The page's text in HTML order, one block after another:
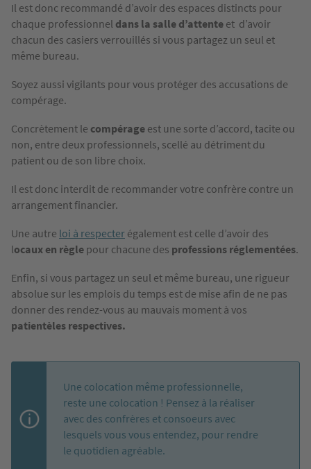
Il est donc recommandé d’avoir des espaces distincts pour
chaque professionnel dans la salle d’attente et d’avoir
chacun des casiers verrouillés si vous partagez un seul et
même bureau.
Soyez aussi vigilants pour vous protéger des accusations de
compérage.
Concrètement le compérage est une sorte d’accord, tacite ou
non, entre deux professionnels, scellé au détriment du
patient ou de son libre choix.
Il est donc interdit de recommander votre confrère contre un
arrangement financier.
Une autre loi à respecter également est celle d’avoir des
locaux en règle pour chacune des professions réglementées.
Enfin, si vous partagez un seul et même bureau, une rigueur
absolue sur les emplois du temps est de mise afin de ne pas
donner des rendez-vous au mauvais moment à vos
patientèles respectives.
Une colocation même professionnelle,
reste une colocation ! Pensez à la réaliser
avec des confrères et consoeurs avec
lesquels vous vous entendez, pour rendre
le quotidien agréable.